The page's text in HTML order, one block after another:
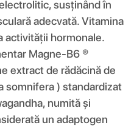
susținând în
adecvată. Vitamina
activității hormonale.
Magne-B6 ®
extract de rădăcină de
somnifera ) standardizat
numită și
un adaptogen